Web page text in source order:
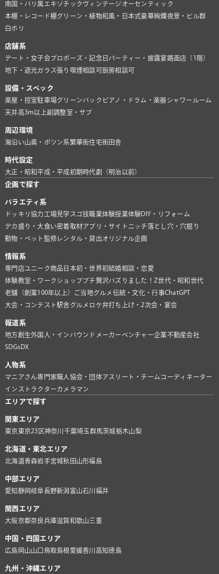
南国・バリ風 エキゾチック ヴィンテージ オーセンティック
本棚・レコード棚グリーン・植物和風・日本式豪華絢爛夜景・ビル群
白ホリ
店舗系
デート・女子会プロポーズ・記念日 パーティー・披露宴路面店（1階）
地下・遮光ガラス張り 喫煙相談可 厨房相談可
設備・スペック
楽屋・控室駐車場グリーンバック ピアノ・ドラム・楽器シャワールーム
天井高3m以上副調整室・サブ
周辺環境
海沿い山奥・ポツン系繁華街住宅街田舎
時代設定
大正・昭和平成・平成初期時代劇（明治以前）
企画で探す
バラエティ系
ドッキリ協力 工場見学 スゴ技職業体験授業体験 DIY・リフォーム
デカ盛り・大食い密着取材アプリ・サイト ニッチ落とし穴・穴掘り
動物・ペット 監修 レンタル・貸出オリジナル企画
情報系
専門店ユニーク商品 日本初・世界初結婚相談・恋愛
体験教室・ワークショッププチ贅沢バズりました！ Z世代・昭和世代
老舗（創業100年以上）
ご当地グルメ 伝統・文化・行事ChatGPT
大会・コンテスト 駅舎グルメ ロケ弁打ち上げ・2次会・宴会
報道系
地方創生外国人・インバウンド メーカー ベンチャー企業不動産会社
SDGs DX
人物系
マニアさん専門家 職人 協会・団体アスリート・チーム コーディネーター
インストラクターカメラマン
エリアで探す
関東エリア
東京 東京23区神奈川 千葉埼玉群馬茨城栃木山梨
北海道・東北エリア
北海道青森岩手宮城秋田 山形福島
中部エリア
愛知 静岡 岐阜長野新潟富山石川 福井
関西エリア
大阪京都奈良兵庫滋賀和歌山 三重
中国・四国エリア
広島 岡山山口 鳥取島根 愛媛香川 高知徳島
九州・沖縄エリア